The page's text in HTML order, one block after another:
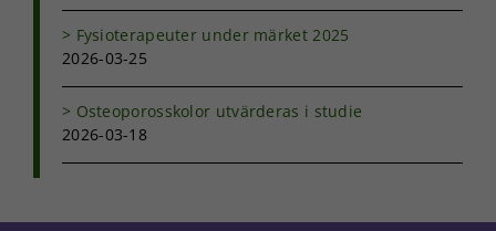
Fysioterapeuter under märket 2025
2026-03-25
Osteoporosskolor utvärderas i studie
2026-03-18